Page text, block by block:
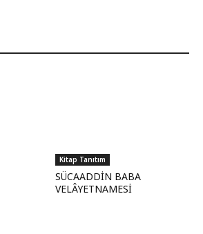
Kitap Tanıtım
SÜCAADDİN BABA
VELÂYETNAMESİ